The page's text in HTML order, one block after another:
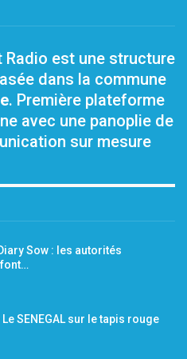
Radio est une structure
dans la commune
. Première plateforme
avec une panoplie de
sur mesure
Sow : les autorités
Le SENEGAL sur le tapis rouge